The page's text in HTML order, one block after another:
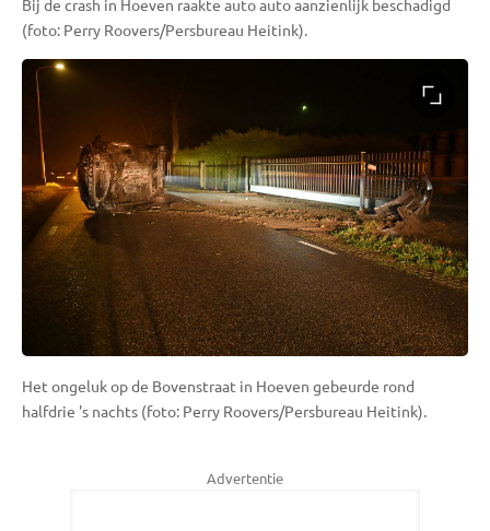
Bij de crash in Hoeven raakte auto auto aanzienlijk beschadigd
(foto: Perry Roovers/Persbureau Heitink).
Het ongeluk op de Bovenstraat in Hoeven gebeurde rond
halfdrie 's nachts (foto: Perry Roovers/Persbureau Heitink).
Advertentie